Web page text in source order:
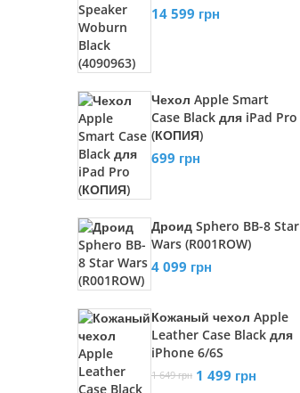
14 599 грн
Чехол Apple Smart
Case Black для iPad Pro
(КОПИЯ)
699 грн
Дроид Sphero BB-8 Star
Wars (R001ROW)
4 099 грн
Кожаный чехол Apple
Leather Case Black для
iPhone 6/6S
1 649 грн 1 499 грн